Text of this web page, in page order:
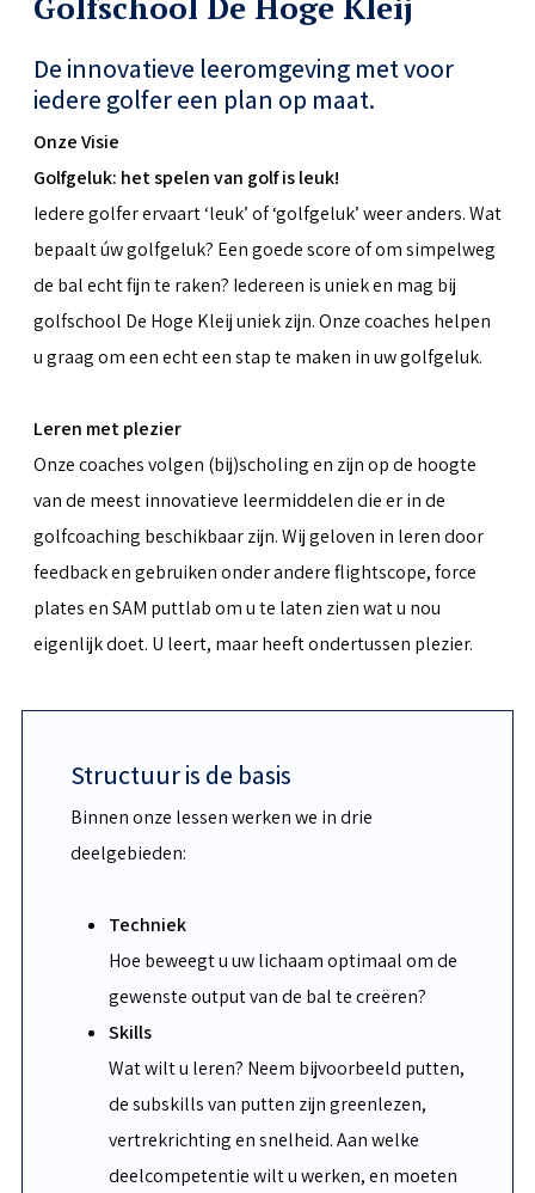
De innovatieve leeromgeving met voor
iedere golfer een plan op maat.
Onze Visie
Golfgeluk: het spelen van golf is leuk!
Iedere golfer ervaart ‘leuk’ of ‘golfgeluk’ weer anders. Wat
bepaalt úw golfgeluk? Een goede score of om simpelweg
de bal echt fijn te raken? Iedereen is uniek en mag bij
golfschool De Hoge Kleij uniek zijn. Onze coaches helpen
u graag om een echt een stap te maken in uw golfgeluk.
Leren met plezier
Onze coaches volgen (bij)scholing en zijn op de hoogte
van de meest innovatieve leermiddelen die er in de
golfcoaching beschikbaar zijn. Wij geloven in leren door
feedback en gebruiken onder andere flightscope, force
plates en SAM puttlab om u te laten zien wat u nou
eigenlijk doet. U leert, maar heeft ondertussen plezier.
Structuur is de basis
Binnen onze lessen werken we in drie
deelgebieden:
Techniek
Hoe beweegt u uw lichaam optimaal om de
gewenste output van de bal te creëren?
Skills
Wat wilt u leren? Neem bijvoorbeeld putten,
de subskills van putten zijn greenlezen,
vertrekrichting en snelheid. Aan welke
deelcompetentie wilt u werken, en moeten